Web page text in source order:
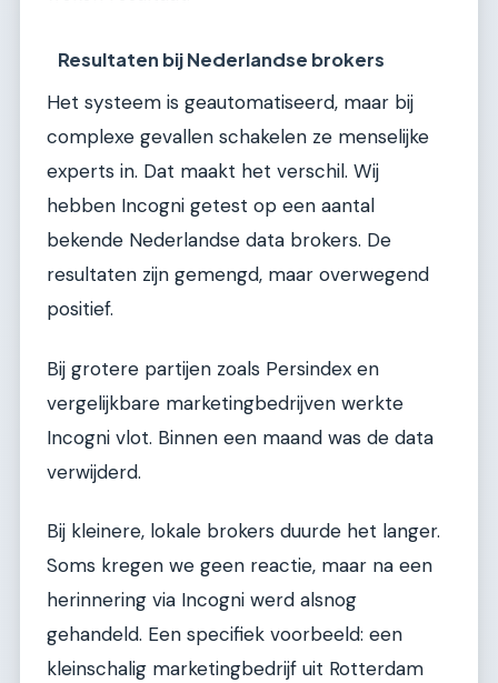
Resultaten bij Nederlandse brokers
Het systeem is geautomatiseerd, maar bij
complexe gevallen schakelen ze menselijke
experts in. Dat maakt het verschil. Wij
hebben Incogni getest op een aantal
bekende Nederlandse data brokers. De
resultaten zijn gemengd, maar overwegend
positief.
Bij grotere partijen zoals Persindex en
vergelijkbare marketingbedrijven werkte
Incogni vlot. Binnen een maand was de data
verwijderd.
Bij kleinere, lokale brokers duurde het langer.
Soms kregen we geen reactie, maar na een
herinnering via Incogni werd alsnog
gehandeld. Een specifiek voorbeeld: een
kleinschalig marketingbedrijf uit Rotterdam